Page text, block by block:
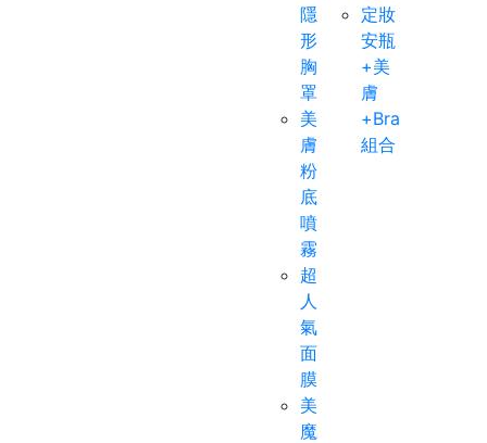
隱
形
胸
罩
美
膚
粉
底
噴
霧
超
人
氣
面
膜
美
魔
定妝
安瓶
+美
膚
+Bra
組合